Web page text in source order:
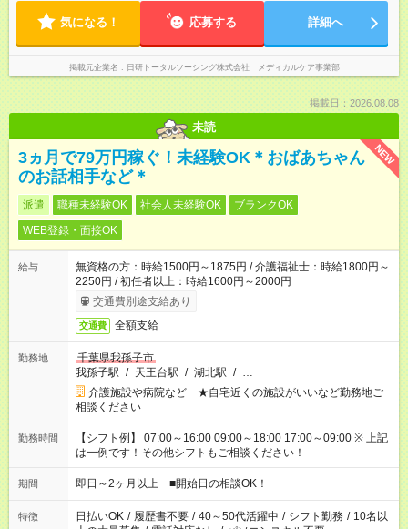
気になる！ 応募する 詳細へ
掲載元企業名 日研トータルソーシング株式会社 メディカルケア事業部
掲載日：2026.08.08
未読
NEW
3ヵ月で79万円稼ぐ！未経験OK＊おばあちゃん
のお話相手など＊
派遣 職種未経験OK 社会人未経験OK
ブランクOK
WEB登録・面接OK
給与
無資格の方：時給1500円～1875円 / 介護福祉士：時給1800円～
2250円 / 初任者以上：時給1600円～2000円
交通費別途支給あり
交通費 全額支給
勤務地
千葉県我孫子市
我孫子駅 / 天王台駅 / 湖北駅 / …
介護施設や病院など ★自宅近くの施設がいいなど勤務地ご
相談ください
勤務時間
【シフト例】 07:00～16:00 09:00～18:00 17:00～09:00 ※ 上記
は一例です！その他シフトもご相談ください！
期間 即日～2ヶ月以上 ■開始日の相談OK！
特徴 日払いOK / 履歴書不要 / 40～50代活躍中 / シフト勤務 / 10名以